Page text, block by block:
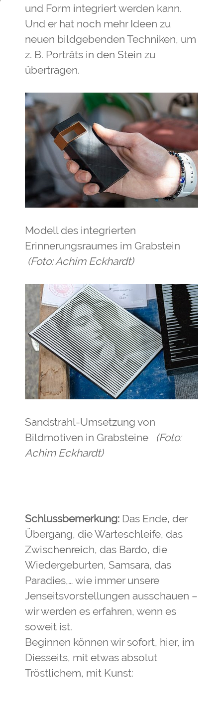
und Form integriert werden kann.
Und er hat noch mehr Ideen zu
neuen bildgebenden Techniken, um
z. B. Porträts in den Stein zu
übertragen.
Modell des integrierten
Erinnerungsraumes im Grabstein
(Foto: Achim Eckhardt)
Sandstrahl-Umsetzung von
Bildmotiven in Grabsteine (Foto:
Achim Eckhardt)
Schlussbemerkung: Das Ende, der
Übergang, die Warteschleife, das
Zwischenreich, das Bardo, die
Wiedergeburten, Samsara, das
Paradies,… wie immer unsere
Jenseitsvorstellungen ausschauen –
wir werden es erfahren, wenn es
soweit ist.
Beginnen können wir sofort, hier, im
Diesseits, mit etwas absolut
Tröstlichem, mit Kunst: